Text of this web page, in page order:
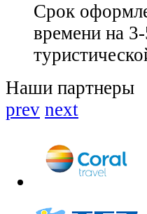
Срок
времени на
Наши партнеры
prev next